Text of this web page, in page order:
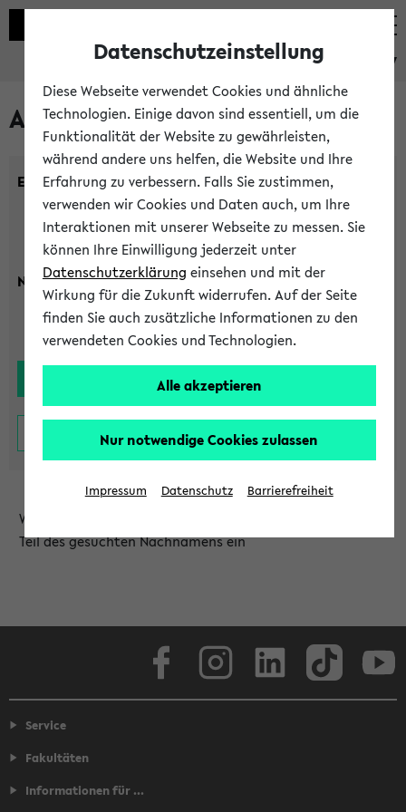
eKVV
Alle Lehrenden
Einrichtung:
Nachname:
Wählen Sie die Einrichtung aus und/oder geben Sie einen
Teil des gesuchten Nachnamens ein
Service
Fakultäten
Informationen für ...
Datenschutzeinstellung
Diese Webseite verwendet Cookies und ähnliche
Technologien. Einige davon sind essentiell, um die
Funktionalität der Website zu gewährleisten,
während andere uns helfen, die Website und Ihre
Erfahrung zu verbessern. Falls Sie zustimmen,
verwenden wir Cookies und Daten auch, um Ihre
Interaktionen mit unserer Webseite zu messen. Sie
können Ihre Einwilligung jederzeit unter
Datenschutzerklärung einsehen und mit der
Wirkung für die Zukunft widerrufen. Auf der Seite
finden Sie auch zusätzliche Informationen zu den
verwendeten Cookies und Technologien.
Alle akzeptieren
Nur notwendige Cookies zulassen
Impressum Datenschutz Barrierefreiheit